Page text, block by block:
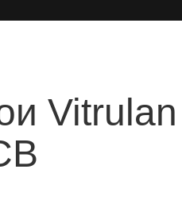
ИСКУССТВЕННАЯ И